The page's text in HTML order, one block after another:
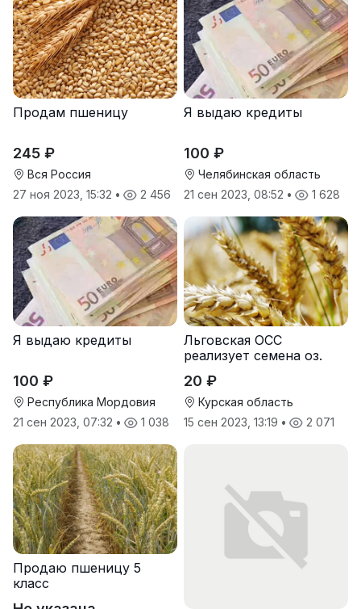
Продам пшеницу
245 ₽
Вся Россия
27 ноя 2023, 15:32 • 2 456
Я выдаю кредиты
100 ₽
Челябинская область
21 сен 2023, 08:52 • 1 628
Я выдаю кредиты
100 ₽
Республика Мордовия
21 сен 2023, 07:32 • 1 038
Льговская ОСС
реализует семена оз.
20 ₽
Курская область
15 сен 2023, 13:19 • 2 071
Продаю пшеницу 5
класс